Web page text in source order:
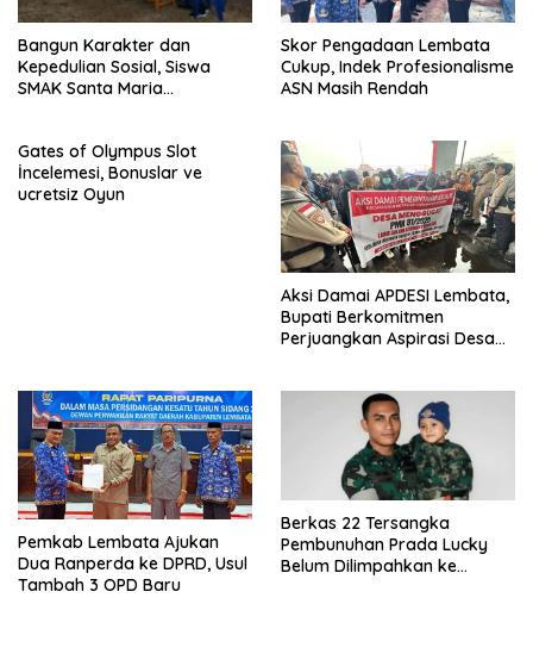
Bangun Karakter dan
Kepedulian Sosial, Siswa
SMAK Santa Maria
Skor Pengadaan Lembata
Cukup, Indek Profesionalisme
ASN Masih Rendah
Gates of Olympus Slot
İncelemesi, Bonuslar ve
ucretsiz Oyun
Aksi Damai APDESI Lembata,
Bupati Berkomitmen
Perjuangkan Aspirasi Desa
Pemkab Lembata Ajukan
Dua Ranperda ke DPRD, Usul
Tambah 3 OPD Baru
Berkas 22 Tersangka
Pembunuhan Prada Lucky
Belum Dilimpahkan ke